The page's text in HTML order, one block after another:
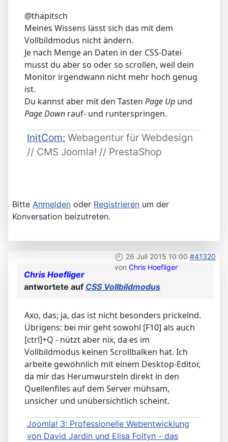
@thapitsch
Meines Wissens lässt sich das mit dem
Vollbildmodus nicht ändern.
Je nach Menge an Daten in der CSS-Datei
musst du aber so oder so scrollen, weil dein
Monitor irgendwann nicht mehr hoch genug
ist.
Du kannst aber mit den Tasten Page Up und
Page Down rauf- und runterspringen.
InitCom: Webagentur für Webdesign
// CMS Joomla! // PrestaShop
Bitte Anmelden oder Registrieren um der
Konversation beizutreten.
26 Juli 2015 10:00 #41320
von Chris Hoefliger
Chris Hoefliger
antwortete auf CSS Vollbildmodus
Axo, das; ja, das ist nicht besonders prickelnd.
Übrigens: bei mir geht sowohl [F10] als auch
[ctrl]+Q - nützt aber nix, da es im
Vollbildmodus keinen Scrollbalken hat. Ich
arbeite gewöhnlich mit einem Desktop-Editor,
da mir das Herumwursteln direkt in den
Quellenfiles auf dem Server mühsam,
unsicher und unübersichtlich scheint.
Joomla! 3: Professionelle Webentwicklung
von David Jardin und Elisa Foltyn - das